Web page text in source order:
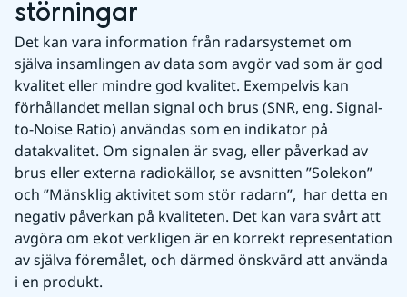
störningar
Det kan vara information från radarsystemet om
själva insamlingen av data som avgör vad som är god
kvalitet eller mindre god kvalitet. Exempelvis kan
förhållandet mellan signal och brus (SNR, eng. Signal-
to-Noise Ratio) användas som en indikator på
datakvalitet. Om signalen är svag, eller påverkad av
brus eller externa radiokällor, se avsnitten ”Solekon”
och ”Mänsklig aktivitet som stör radarn”,  har detta en
negativ påverkan på kvaliteten. Det kan vara svårt att
avgöra om ekot verkligen är en korrekt representation
av själva föremålet, och därmed önskvärd att använda
i en produkt.